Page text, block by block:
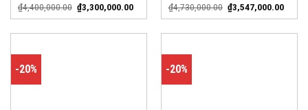
₫4,400,000.00 ₫3,300,000.00
₫4,730,000.00 ₫3,547,000.00
-20% -20%